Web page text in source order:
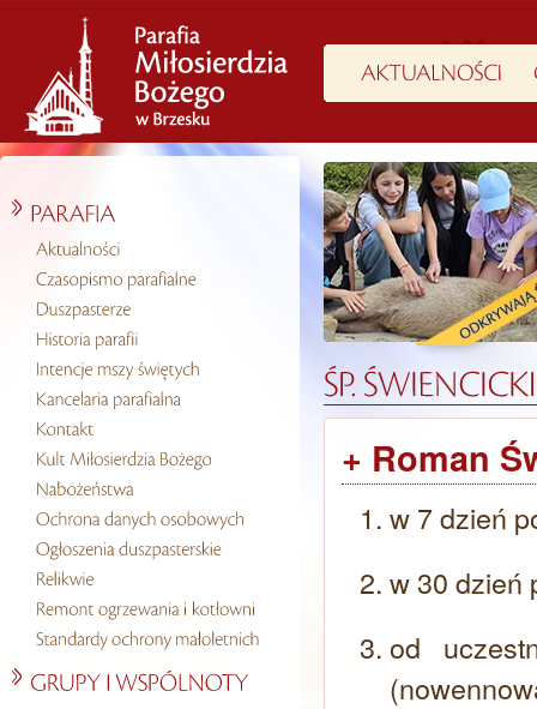
+ Roman
w 7 dzień
w 30 dzień
od